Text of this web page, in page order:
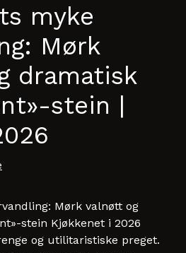
myke
Mørk
dramatisk
stein |
Mørk valnøtt og
stein Kjøkkenet i 2026
og utilitaristiske preget.